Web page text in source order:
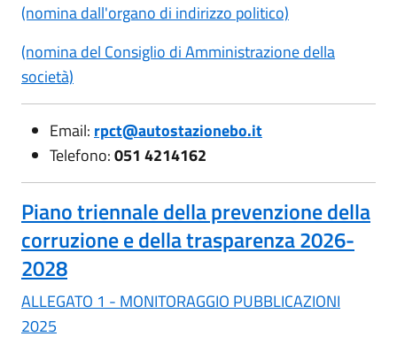
(nomina dall'organo di indirizzo politico)
(nomina del Consiglio di Amministrazione della
società)
Email: rpct@autostazionebo.it
Telefono:051 4214162
Piano triennale della prevenzione della
corruzione e della trasparenza 2026-
2028
ALLEGATO 1 - MONITORAGGIO PUBBLICAZIONI
2025